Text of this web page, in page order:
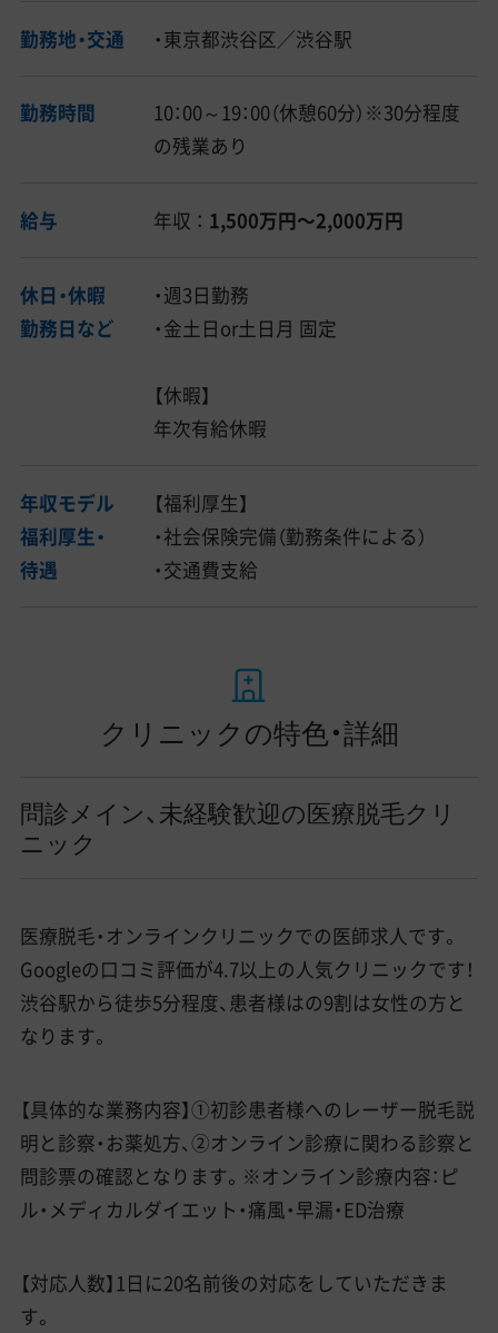
勤務地・交通 ・東京都渋谷区／渋谷駅
勤務時間
10：00～19：00（休憩60分）※30分程度
の残業あり
給与 年収 ： 1,500万円〜2,000万円
休日・休暇
勤務日など
・週3日勤務
・金土日or土日月 固定
【休暇】
年次有給休暇
年収モデル
福利厚生・
待遇
【福利厚生】
・社会保険完備（勤務条件による）
・交通費支給
クリニックの特色・詳細
問診メイン、未経験歓迎の医療脱毛クリ
ニック
医療脱毛・オンラインクリニックでの医師求人です。
Googleの口コミ評価が4.7以上の人気クリニックです！
渋谷駅から徒歩5分程度、患者様はの9割は女性の方と
なります。
【具体的な業務内容】①初診患者様へのレーザー脱毛説
明と診察・お薬処方、②オンライン診療に関わる診察と
問診票の確認となります。※オンライン診療内容：ピ
ル・メディカルダイエット・痛風・早漏・ED治療
【対応人数】1日に20名前後の対応をしていただきま
す。